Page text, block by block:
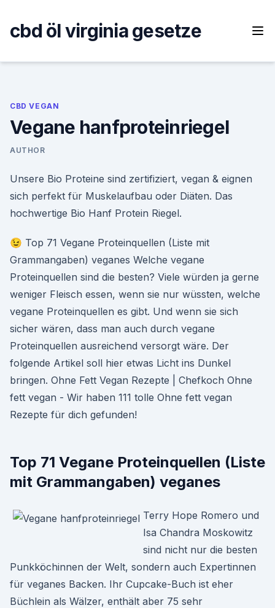
content
cbd öl virginia gesetze
CBD VEGAN
Vegane hanfproteinriegel
AUTHOR
Unsere Bio Proteine sind zertifiziert, vegan & eignen
sich perfekt für Muskelaufbau oder Diäten. Das
hochwertige Bio Hanf Protein Riegel.
😉 Top 71 Vegane Proteinquellen (Liste mit
Grammangaben) veganes Welche vegane
Proteinquellen sind die besten? Viele würden ja gerne
weniger Fleisch essen, wenn sie nur wüssten, welche
vegane Proteinquellen es gibt. Und wenn sie sich
sicher wären, dass man auch durch vegane
Proteinquellen ausreichend versorgt wäre. Der
folgende Artikel soll hier etwas Licht ins Dunkel
bringen. Ohne Fett Vegan Rezepte | Chefkoch Ohne
fett vegan - Wir haben 111 tolle Ohne fett vegan
Rezepte für dich gefunden!
Top 71 Vegane Proteinquellen (Liste
mit Grammangaben) veganes
Terry Hope Romero und
Isa Chandra Moskowitz
sind nicht nur die besten
Punkköchinnen der Welt, sondern auch Expertinnen
für veganes Backen. Ihr Cupcake-Buch ist eher
Büchlein als Wälzer, enthält aber 75 sehr